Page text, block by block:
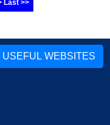
Last >>
USEFUL WEBSITES